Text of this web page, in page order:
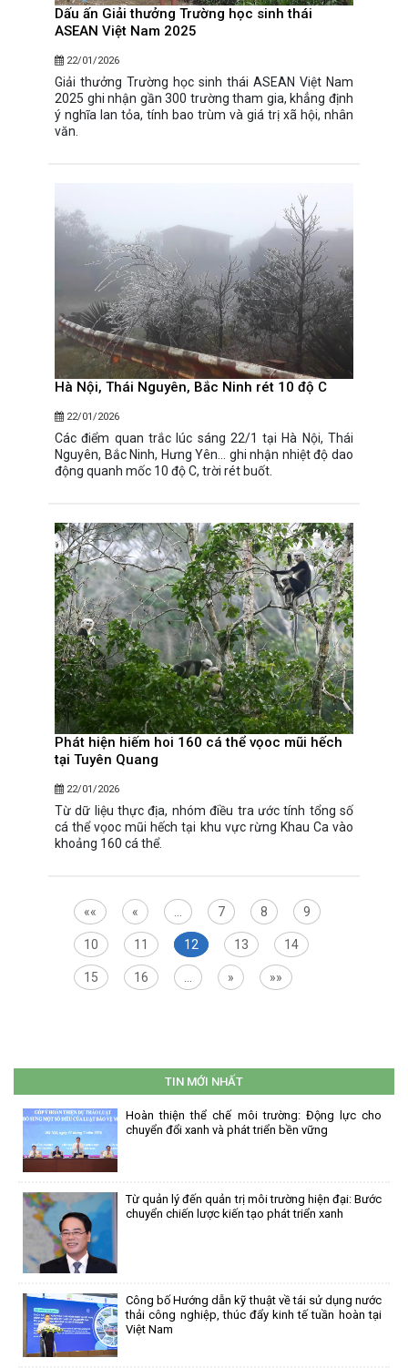
Dấu ấn Giải thưởng Trường học sinh thái
ASEAN Việt Nam 2025
22/01/2026
Giải thưởng Trường học sinh thái ASEAN Việt Nam
2025 ghi nhận gần 300 trường tham gia, khẳng định
ý nghĩa lan tỏa, tính bao trùm và giá trị xã hội, nhân
văn.
Hà Nội, Thái Nguyên, Bắc Ninh rét 10 độ C
22/01/2026
Các điểm quan trắc lúc sáng 22/1 tại Hà Nội, Thái
Nguyên, Bắc Ninh, Hưng Yên... ghi nhận nhiệt độ dao
động quanh mốc 10 độ C, trời rét buốt.
Phát hiện hiếm hoi 160 cá thể vọoc mũi hếch
tại Tuyên Quang
22/01/2026
Từ dữ liệu thực địa, nhóm điều tra ước tính tổng số
cá thể vọoc mũi hếch tại khu vực rừng Khau Ca vào
khoảng 160 cá thể.
«« « … 7 8 9
10 11 12 13 14
15 16 … » »»
TIN MỚI NHẤT
Hoàn thiện thể chế môi trường: Động lực cho
chuyển đổi xanh và phát triển bền vững
Từ quản lý đến quản trị môi trường hiện đại: Bước
chuyển chiến lược kiến tạo phát triển xanh
Công bố Hướng dẫn kỹ thuật về tái sử dụng nước
thải công nghiệp, thúc đẩy kinh tế tuần hoàn tại
Việt Nam